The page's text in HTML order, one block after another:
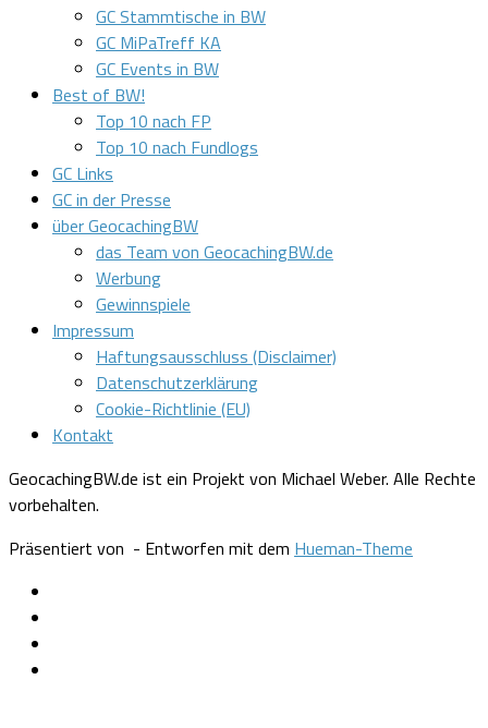
GC Stammtische in BW
GC MiPaTreff KA
GC Events in BW
Best of BW!
Top 10 nach FP
Top 10 nach Fundlogs
GC Links
GC in der Presse
über GeocachingBW
das Team von GeocachingBW.de
Werbung
Gewinnspiele
Impressum
Haftungsausschluss (Disclaimer)
Datenschutzerklärung
Cookie-Richtlinie (EU)
Kontakt
GeocachingBW.de ist ein Projekt von Michael Weber. Alle Rechte
vorbehalten.
Präsentiert von - Entworfen mit dem Hueman-Theme